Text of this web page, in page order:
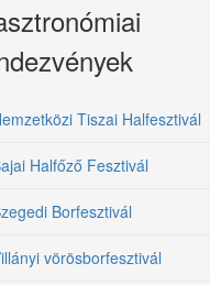
Tiszai Halfesztivál
Halfőző Fesztivál
Borfesztivál
vörösborfesztivál